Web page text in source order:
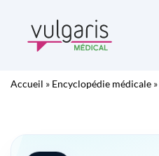
contenu
Accueil » Encyclopédie médicale »